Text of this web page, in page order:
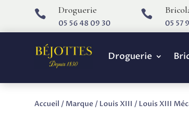
 Droguerie
05 56 48 09 30

05 57
Droguerie
Accueil / Marque / Louis XIII / Louis XIII